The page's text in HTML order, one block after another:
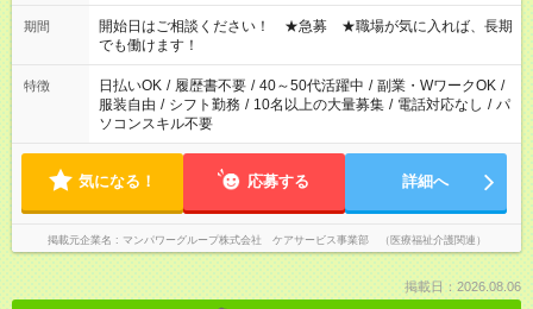
場合、他のお仕事と合わせ週40時間超の就業はご案内できませ
ん ※法令に基づき、週20時間以上勤務は社会保険への加入対象
となります ※労働者派遣法（日雇い派遣の原則禁止）により、
短時間・短期間の就業はご案内が難しい場合があります
期間
開始日はご相談ください！ ★急募 ★職場が気に入れば、長期
でも働けます！
特徴 日払いOK / 履歴書不要 / 40～50代活躍中 / 副業・WワークOK /
服装自由 / シフト勤務 / 10名以上の大量募集 / 電話対応なし / パ
ソコンスキル不要
気になる！ 応募する 詳細へ
掲載元企業名 マンパワーグループ株式会社 ケアサービス事業部 （医療福祉介護関連）
掲載日：2026.08.06